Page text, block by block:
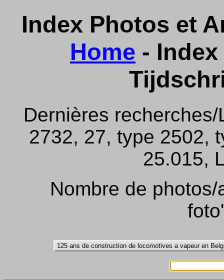
Index Photos et
Home -
Dernières
2732, 27, type 2502,
25.015,
Nombre de